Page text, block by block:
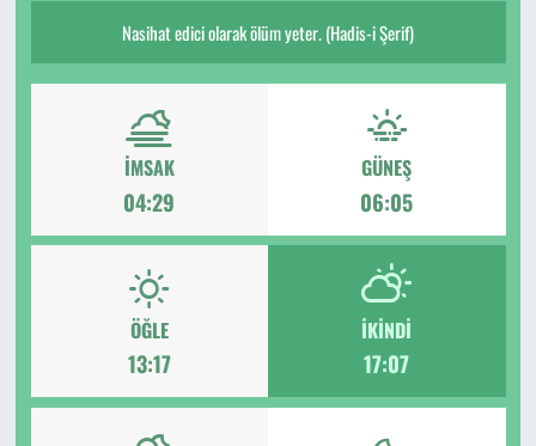
Nasihat edici olarak ölüm yeter. (Hadis-i Şerif)
İMSAK
04:29
GÜNEŞ
06:05
ÖĞLE
13:17
İKINDI
17:07